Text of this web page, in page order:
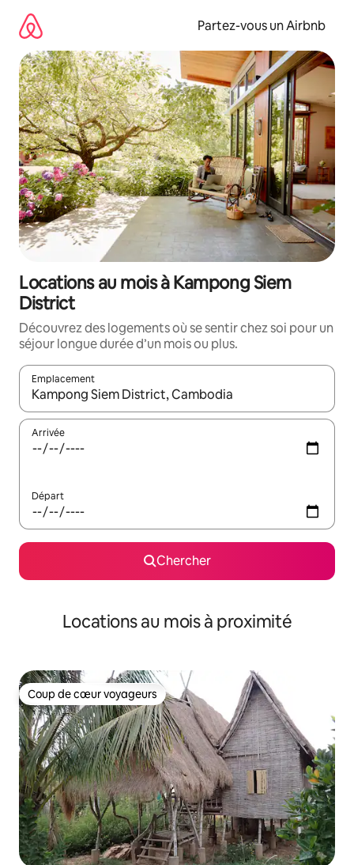
directement
contenu
Partez-vous un Airbnb
Locations au mois à Kampong Siem
District
Découvrez des logements où se sentir chez soi pour un
séjour longue durée d’un mois ou plus.
Emplacement
Quand les résultats sont affichés, parcourez-les en utilisant
Arrivée
Départ
Chercher
Locations au mois à proximité
Coup de cœur voyageurs
Coup de cœur voyageurs